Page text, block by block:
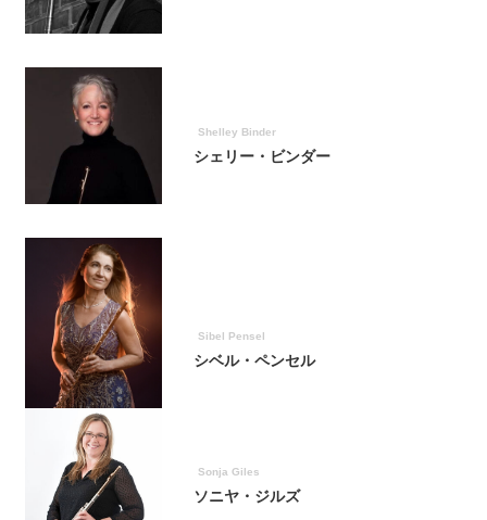
シェリー・ビンダー
Shelley Binder
シベル・ペンセル
Sibel Pensel
ソニヤ・ジルズ
Sonja Giles